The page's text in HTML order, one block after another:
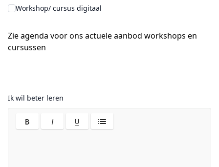
Workshop/ cursus digitaal
Zieagenda voor ons actuele aanbod workshops en
cursussen
Ik wil beter leren